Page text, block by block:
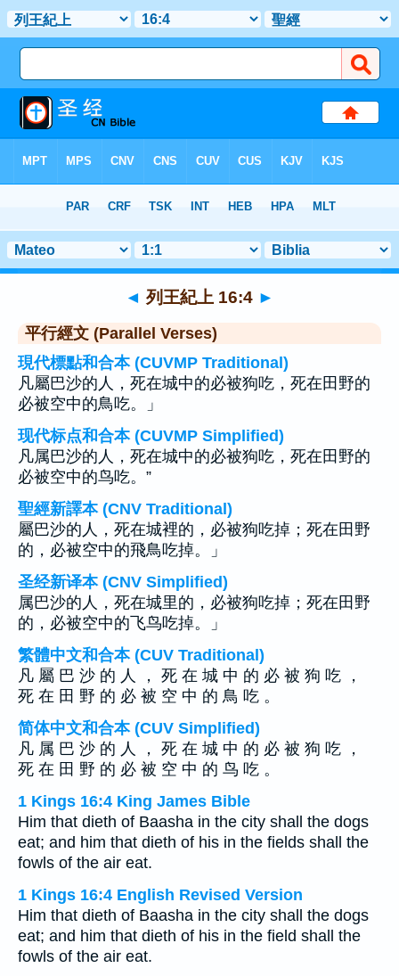
章 16> 聖經金句 4
◄ 列王紀上 16:4 ►
平行經文 (Parallel Verses)
現代標點和合本 (CUVMP Traditional)
凡屬巴沙的人，死在城中的必被狗吃，死在田野的
必被空中的鳥吃。」
现代标点和合本 (CUVMP Simplified)
凡属巴沙的人，死在城中的必被狗吃，死在田野的
必被空中的鸟吃。”
聖經新譯本 (CNV Traditional)
屬巴沙的人，死在城裡的，必被狗吃掉；死在田野
的，必被空中的飛鳥吃掉。」
圣经新译本 (CNV Simplified)
属巴沙的人，死在城里的，必被狗吃掉；死在田野
的，必被空中的飞鸟吃掉。」
繁體中文和合本 (CUV Traditional)
凡 屬 巴 沙 的 人 ， 死 在 城 中 的 必 被 狗 吃 ，
死 在 田 野 的 必 被 空 中 的 鳥 吃 。
简体中文和合本 (CUV Simplified)
凡 属 巴 沙 的 人 ， 死 在 城 中 的 必 被 狗 吃 ，
死 在 田 野 的 必 被 空 中 的 鸟 吃 。
1 Kings 16:4 King James Bible
Him that dieth of Baasha in the city shall the dogs
eat; and him that dieth of his in the fields shall the
fowls of the air eat.
1 Kings 16:4 English Revised Version
Him that dieth of Baasha in the city shall the dogs
eat; and him that dieth of his in the field shall the
fowls of the air eat.